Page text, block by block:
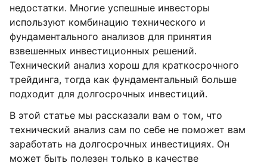
недостатки. Многие успешные инвесторы
используют комбинацию технического и
фундаментального анализов для принятия
взвешенных инвестиционных решений.
Технический анализ хорош для краткосрочного
трейдинга, тогда как фундаментальный больше
подходит для долгосрочных инвестиций.
В этой статье мы рассказали вам о том, что
технический анализ сам по себе не поможет вам
заработать на долгосрочных инвестициях. Он
может быть полезен только в качестве